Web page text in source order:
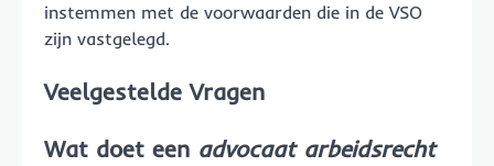
instemmen met de voorwaarden die in de VSO
zijn vastgelegd.
Veelgestelde Vragen
Wat doet een advocaat arbeidsrecht